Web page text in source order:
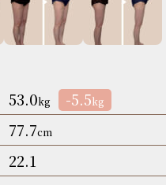
53.0kg -5.5kg
77.7cm
22.1